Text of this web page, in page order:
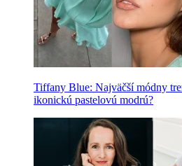
Tiffany Blue: Najväčší módny
ikonickú pastelovú modrú?